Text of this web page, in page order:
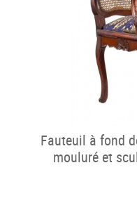
Fauteuil à fond
mouluré et